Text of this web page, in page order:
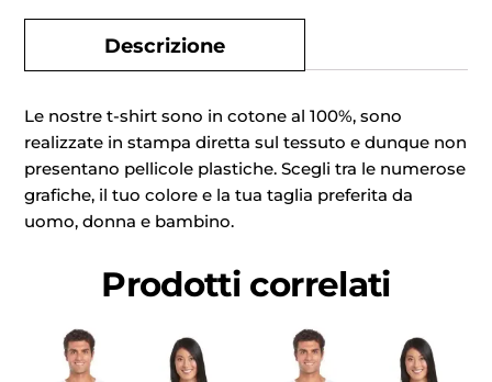
Descrizione
Le nostre t-shirt sono in cotone al 100%, sono
realizzate in stampa diretta sul tessuto e dunque non
presentano pellicole plastiche. Scegli tra le numerose
grafiche, il tuo colore e la tua taglia preferita da
uomo, donna e bambino.
Prodotti correlati